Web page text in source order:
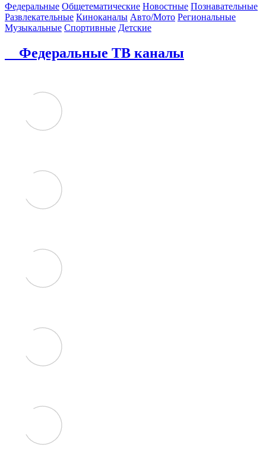
Федеральные Общетематические Новостные Познавательные
Развлекательные Киноканалы Авто/Мото Региональные
Музыкальные Спортивные Детские
Федеральные ТВ каналы